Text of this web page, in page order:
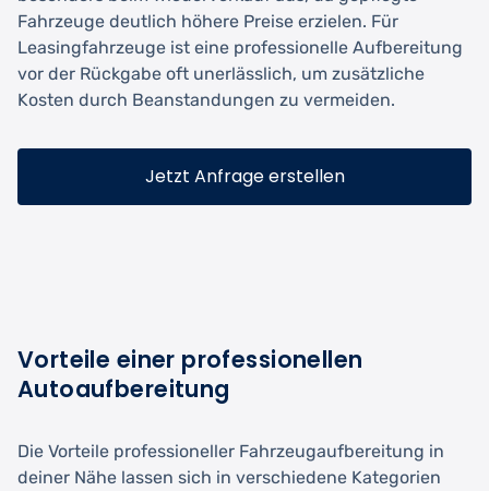
Fahrzeuge deutlich höhere Preise erzielen. Für
Leasingfahrzeuge ist eine professionelle Aufbereitung
vor der Rückgabe oft unerlässlich, um zusätzliche
Kosten durch Beanstandungen zu vermeiden.
Jetzt Anfrage erstellen
Vorteile einer professionellen
Autoaufbereitung
Die Vorteile professioneller Fahrzeugaufbereitung in
deiner Nähe lassen sich in verschiedene Kategorien